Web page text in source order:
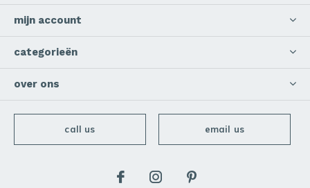
mijn account
categorieën
over ons
call us email us